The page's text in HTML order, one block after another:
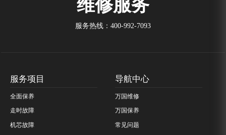
维修服务
服务热线： 400-992-7093
服务项目
全面保养
走时故障
机芯故障
导航中心
万国维修
万国保养
常见问题